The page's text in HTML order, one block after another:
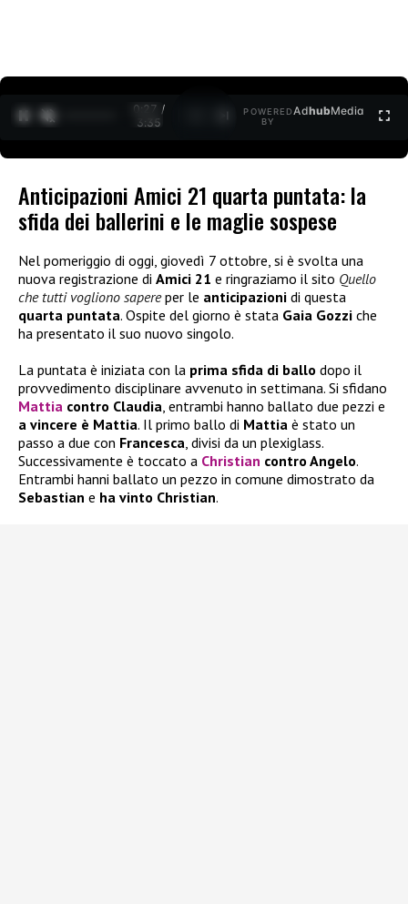
0:27 /
3:35
POWERED
BY
AdhubMedia
Anticipazioni Amici 21 quarta puntata: la
sfida dei ballerini e le maglie sospese
Nel pomeriggio di oggi, giovedì 7 ottobre, si è svolta una
nuova registrazione di Amici 21 e ringraziamo il sito Quello
che tutti vogliono sapereper le anticipazioni di questa
quarta puntata. Ospite del giorno è stata Gaia Gozzi che
ha presentato il suo nuovo singolo.
La puntata è iniziata con la prima sfida di ballo dopo il
provvedimento disciplinare avvenuto in settimana. Si sfidano
Mattia contro Claudia, entrambi hanno ballato due pezzi e
a vincere è Mattia. Il primo ballo di Mattia è stato un
passo a due con Francesca, divisi da un plexiglass.
Successivamente è toccato a Christian contro Angelo.
Entrambi hanni ballato un pezzo in comune dimostrato da
Sebastian e ha vinto Christian.